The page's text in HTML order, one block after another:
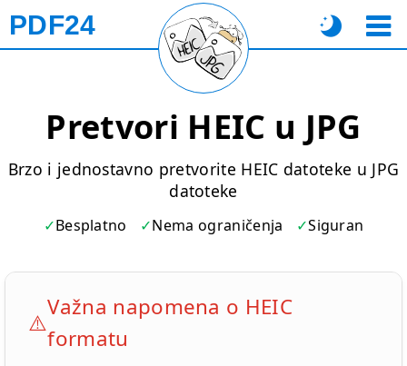
PDF24
Pretvori HEIC u JPG
Brzo i jednostavno pretvorite HEIC datoteke u JPG
datoteke
Besplatno Nema ograničenja Siguran
⚠️
Važna napomena o HEIC
formatu